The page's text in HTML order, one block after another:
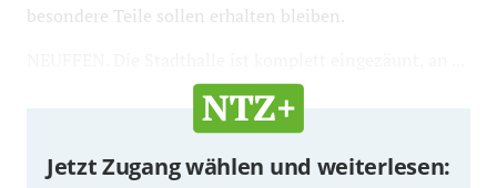
besondere Teile sollen erhalten bleiben.
Jetzt Zugang wählen und weiterlesen: